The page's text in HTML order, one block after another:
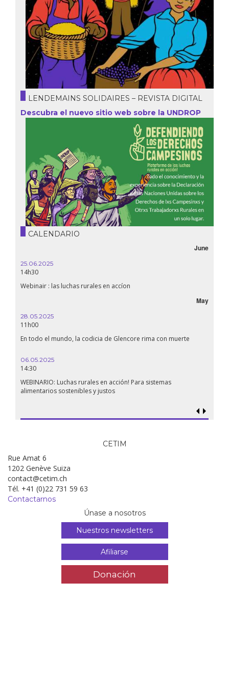
LENDEMAINS SOLIDAIRES – REVISTA DIGITAL
Descubra el nuevo sitio web sobre la UNDROP
CALENDARIO
June
25.06.2025
14h30
Webinair : las luchas rurales en accíon
May
28.05.2025
11h00
En todo el mundo, la codicia de Glencore rima con muerte
06.05.2025
14:30
WEBINARIO: Luchas rurales en acción! Para sistemas
alimentarios sostenibles y justos
CETIM
Rue Amat 6
1202 Genève Suiza
contact@cetim.ch
Tél. +41 (0)22 731 59 63
Contactarnos
Únase a nosotros
Nuestros newsletters
Afiliarse
Donación